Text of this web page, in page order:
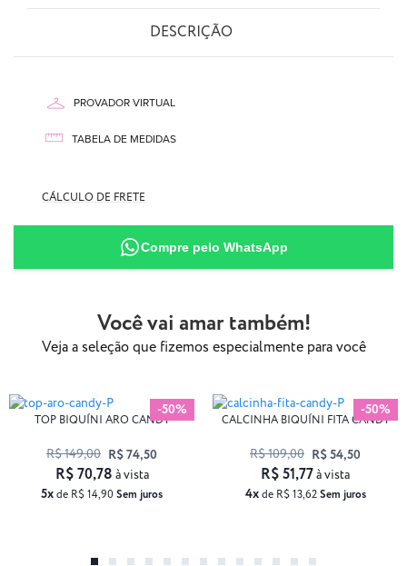
DESCRIÇÃO
10% Elastano
PROVADOR VIRTUAL
TABELA DE MEDIDAS
CÁLCULO DE FRETE
Compre pelo WhatsApp
Você vai amar também!
Veja a seleção que fizemos especialmente para você
-50%
TOP BIQUÍNI ARO CANDY
R$ 149,00 R$ 74,50
5xde R$ 14,90 Sem juros
R$ 70,78 à vista
-50%
CALCINHA BIQUÍNI FITA CANDY
R$ 109,00 R$ 54,50
4xde R$ 13,62Sem juros
R$ 51,77à vista